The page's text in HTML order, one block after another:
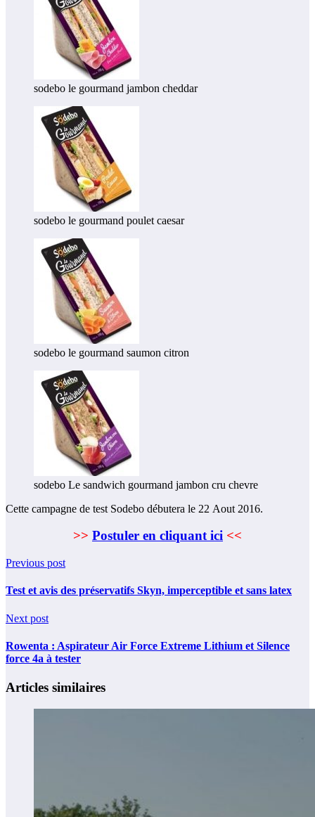
sodebo le gourmand jambon cheddar
sodebo le gourmand poulet caesar
sodebo le gourmand saumon citron
sodebo Le sandwich gourmand jambon cru chevre
Cette campagne de test Sodebo débutera le 22 Aout 2016.
>> Postuler en cliquant ici <<
Previous post
Test et avis des préservatifs Skyn, imperceptible et sans latex
Next post
Rowenta : Aspirateur Air Force Extreme Lithium et Silence
force 4a à tester
Articles similaires